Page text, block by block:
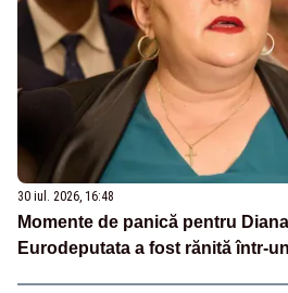
30 iul. 2026, 16:48
Momente de panică pentru
Eurodeputata a fost rănită într-